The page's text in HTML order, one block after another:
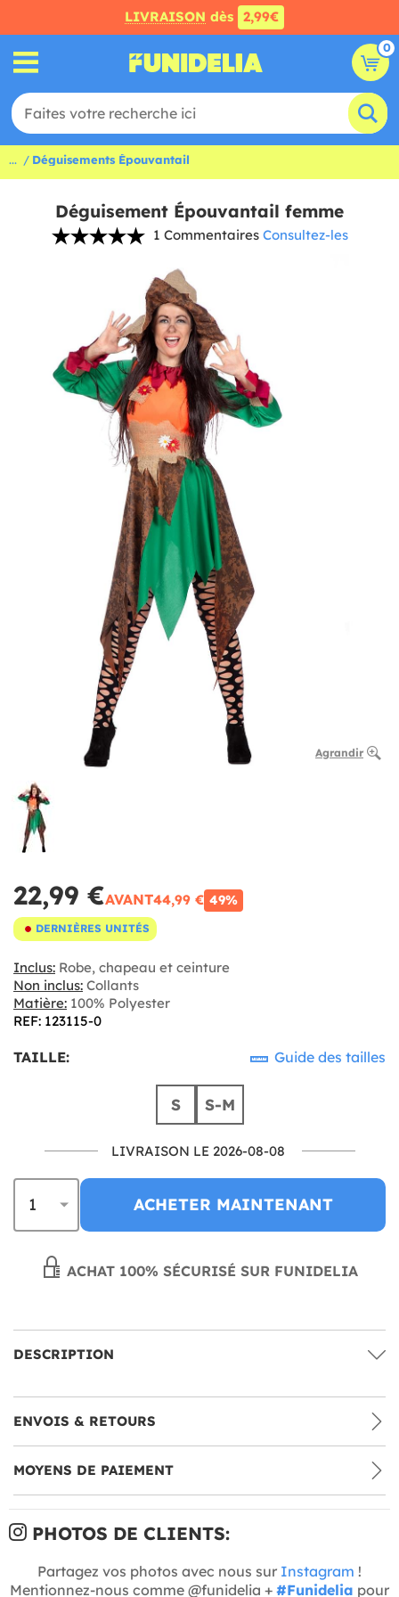
LIVRAISON dès 2,99€
0
... Déguisements Épouvantail
Déguisement Épouvantail femme
1 Commentaires Consultez-les
Agrandir
22,99 €AVANT44,99 € 49%
DERNIÈRES UNITÉS
Inclus: Robe, chapeau et ceinture
Non inclus: Collants
Matière: 100% Polyester
REF: 123115-0
TAILLE: Guide des tailles
S S-M
LIVRAISON LE 2026-08-08
ACHETER MAINTENANT
ACHAT 100% SÉCURISÉ SUR FUNIDELIA
DESCRIPTION
ENVOIS & RETOURS
MOYENS DE PAIEMENT
PHOTOS DE CLIENTS:
Partagez vos photos avec nous sur Instagram !
Mentionnez-nous comme @funidelia + #Funidelia pour